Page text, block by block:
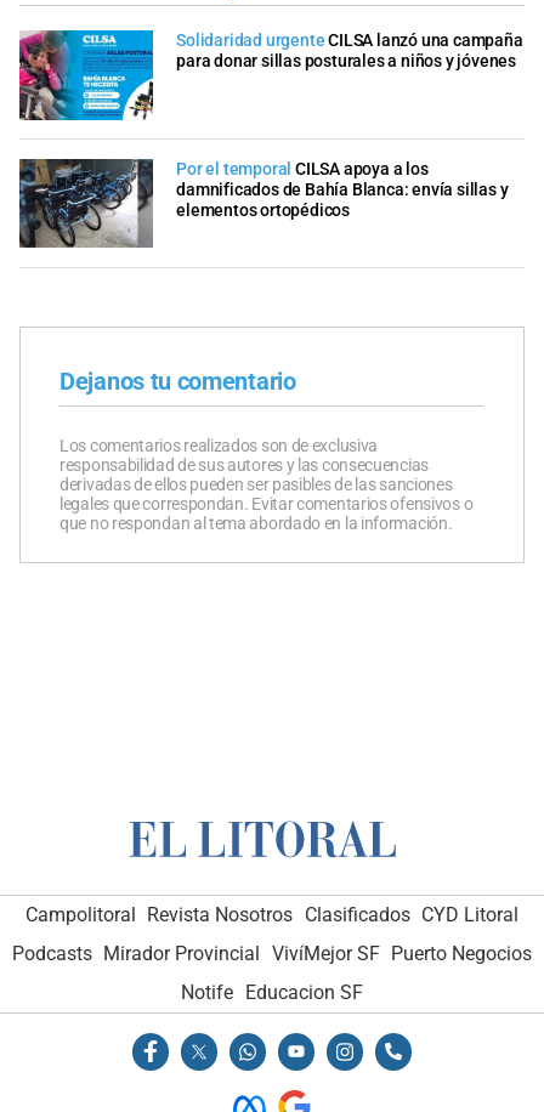
Solidaridad urgenteCILSA lanzó una campaña
para donar sillas posturales a niños y jóvenes
Por el temporal CILSA apoya a los
damnificados de Bahía Blanca: envía sillas y
elementos ortopédicos
Dejanos tu comentario
Los comentarios realizados son de exclusiva
responsabilidad de sus autores y las consecuencias
derivadas de ellos pueden ser pasibles de las sanciones
legales que correspondan. Evitar comentarios ofensivos o
que no respondan al tema abordado en la información.
Campolitoral Revista Nosotros Clasificados CYD Litoral
Podcasts Mirador Provincial VivíMejor SF Puerto Negocios
Notife Educacion SF